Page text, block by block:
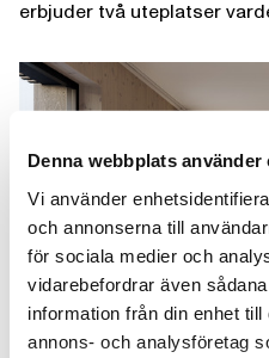
Denna webbplats använder
Vi använder
och annonserna till
för sociala medier och
vidarebefordrar även
information från din enhet
annons- och analysföretag
erbjuder två uteplatser